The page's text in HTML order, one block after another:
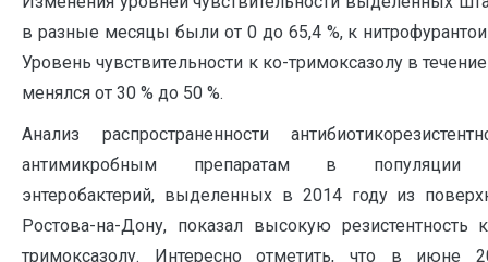
в разные месяцы были от 0 до 65,4 %, к
Уровень чувствительности к ко-тримоксазолу в
менялся от 30 % до 50 %.
Анализ распространенности
антимикробным препаратам в популяции
энтеробактерий, выделенных в 2014 году из
Ростова-на-Дону, показал высокую
тримоксазолу. Интересно отметить, что в июне